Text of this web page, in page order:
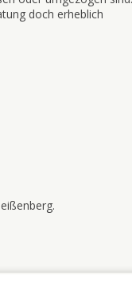
doch erheblich